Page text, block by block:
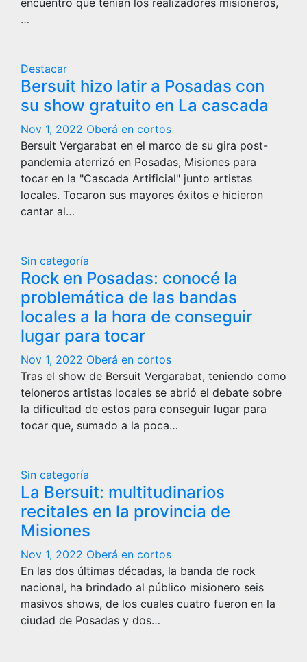
encuentro que tenían los realizadores misioneros,
…
Destacar
Bersuit hizo latir a Posadas con
su show gratuito en La cascada
Nov 1, 2022 Oberá en cortos
Bersuit Vergarabat en el marco de su gira post-
pandemia aterrizó en Posadas, Misiones para
tocar en la "Cascada Artificial" junto artistas
locales. Tocaron sus mayores éxitos e hicieron
cantar al…
Sin categoría
Rock en Posadas: conocé la
problemática de las bandas
locales a la hora de conseguir
lugar para tocar
Nov 1, 2022 Oberá en cortos
Tras el show de Bersuit Vergarabat, teniendo como
teloneros artistas locales se abrió el debate sobre
la dificultad de estos para conseguir lugar para
tocar que, sumado a la poca…
Sin categoría
La Bersuit: multitudinarios
recitales en la provincia de
Misiones
Nov 1, 2022 Oberá en cortos
En las dos últimas décadas, la banda de rock
nacional, ha brindado al público misionero seis
masivos shows, de los cuales cuatro fueron en la
ciudad de Posadas y dos…